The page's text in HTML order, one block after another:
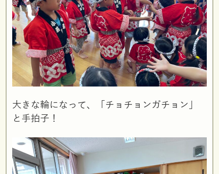
大きな輪になって、「チョチョンガチョン」
と手拍子！